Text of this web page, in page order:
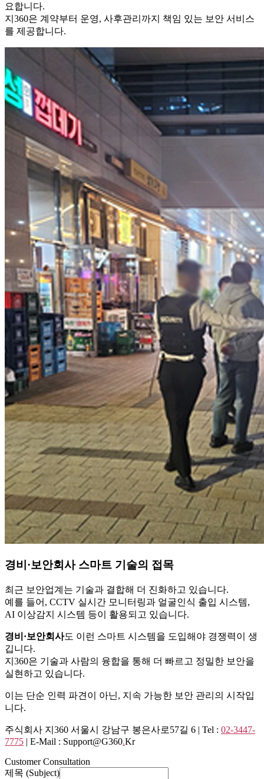
요합니다.
지360은 계약부터 운영, 사후관리까지 책임 있는 보안 서비스
를 제공합니다.
경비·보안회사 스마트 기술의 접목
최근 보안업계는 기술과 결합해 더 진화하고 있습니다.
예를 들어, CCTV 실시간 모니터링과 얼굴인식 출입 시스템,
AI 이상감지 시스템 등이 활용되고 있습니다.
경비·보안회사도 이런 스마트 시스템을 도입해야 경쟁력이 생
깁니다.
지360은 기술과 사람의 융합을 통해 더 빠르고 정밀한 보안을
실현하고 있습니다.
이는 단순 인력 파견이 아닌, 지속 가능한 보안 관리의 시작입
니다.
주식회사 지360 서울시 강남구 봉은사로57길 6 | Tel : 02-3447-
7775 | E-Mail : Support@g360.Kr
Customer Consultation
제목 (Subject)